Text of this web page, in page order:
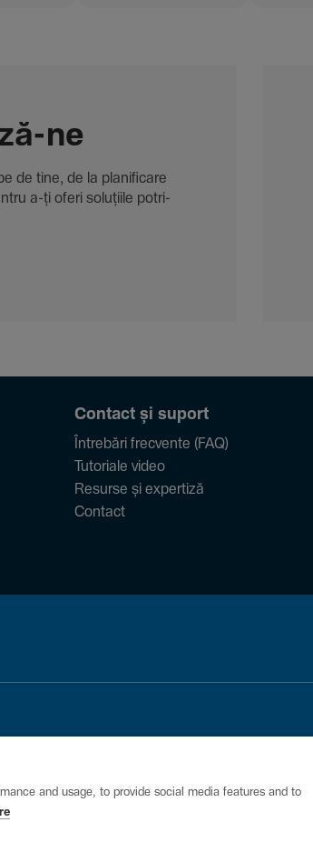
ne
de tine, de la plani­fi­care
a-ți oferi solu­țiile potri­
Contact și suport
Întrebări frecvente (FAQ)
Tutoriale video
Resurse și expertiză
Contact
and usage, to provide social media features and to